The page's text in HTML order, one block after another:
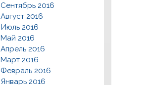
Сентябрь 2016
Август 2016
Июль 2016
Май 2016
Апрель 2016
Март 2016
Февраль 2016
Январь 2016